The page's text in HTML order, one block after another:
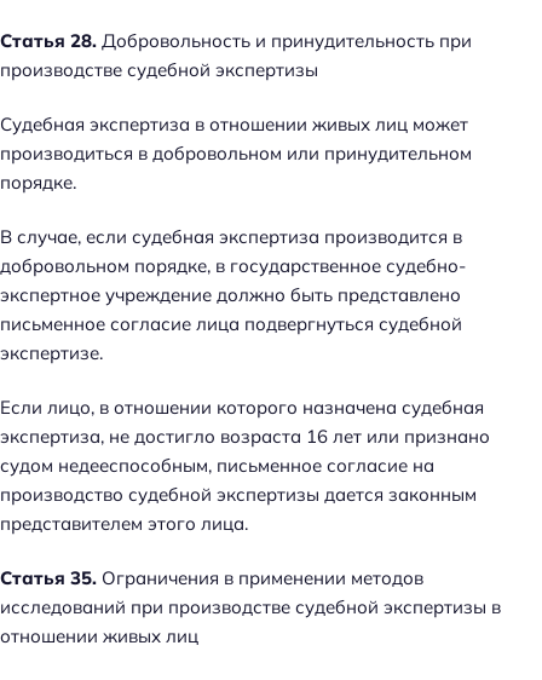
Статья 28. Добровольность и принудительность при
производстве судебной экспертизы
Судебная экспертиза в отношении живых лиц может
производиться в добровольном или принудительном
порядке.
В случае, если судебная экспертиза производится в
добровольном порядке, в государственное судебно-
экспертное учреждение должно быть представлено
письменное согласие лица подвергнуться судебной
экспертизе.
Если лицо, в отношении которого назначена судебная
экспертиза, не достигло возраста 16 лет или признано
судом недееспособным, письменное согласие на
производство судебной экспертизы дается законным
представителем этого лица.
Статья 35. Ограничения в применении методов
исследований при производстве судебной экспертизы в
отношении живых лиц